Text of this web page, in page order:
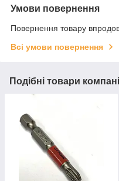
Умови повернення
Повернення товару
Всі умови повернення
Подібні товари